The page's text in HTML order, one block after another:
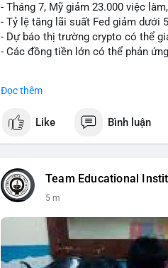
- Tháng 7, Mỹ giảm 23.000 việc
- Tỷ lệ tăng lãi suất Fed giảm dưới
- Dự báo thị trường crypto có thể
- Các đồng tiền lớn có thể phản
#vlikevn #titanbot
📰 Nguồn: CoinDesk
Đọc thêm
Like Bình luận
Team Educational
5 m